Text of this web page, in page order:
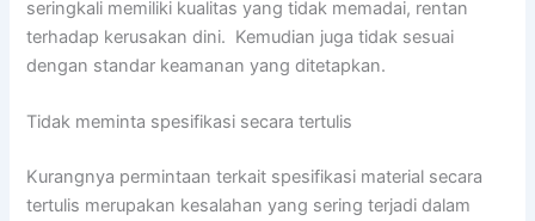
seringkali memiliki kualitas yang tidak memadai, rentan
terhadap kerusakan dini. Kemudian juga tidak sesuai
dengan standar keamanan yang ditetapkan.
Tidak meminta spesifikasi secara tertulis
Kurangnya permintaan terkait spesifikasi material secara
tertulis merupakan kesalahan yang sering terjadi dalam